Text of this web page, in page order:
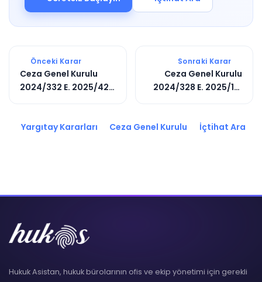
Önceki Karar
Ceza Genel Kurulu
2024/332 E. 2025/42
Sonraki Karar
Ceza Genel Kurulu
2024/328 E. 2025/191
Yargıtay Kararları Ceza Genel Kurulu İçtihat Ara
Hukuk Asistan, hukuk bürolarının ofis ve ekip yönetimi için gerekli